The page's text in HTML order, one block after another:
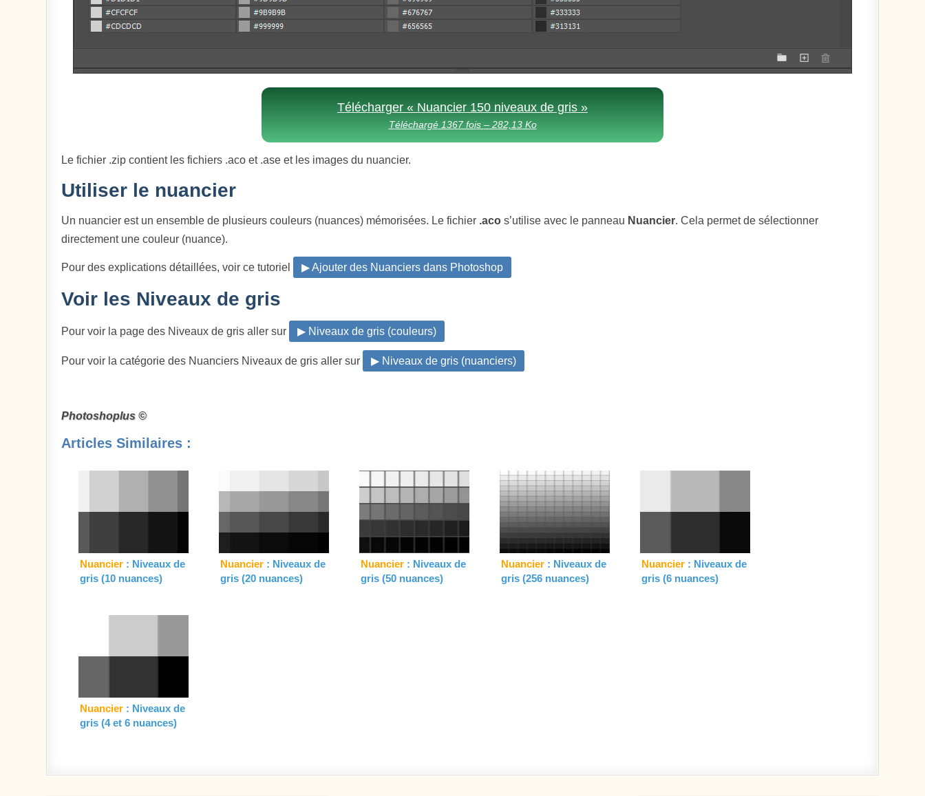
Télécharger « Nuancier 150 niveaux de gris »
Téléchargé 1367 fois – 282,13 Ko
Le fichier .zip contient les fichiers .aco et .ase et les images du nuancier.
Utiliser le nuancier
Un nuancier est un ensemble de plusieurs couleurs (nuances) mémorisées. Le fichier .aco s’utilise avec le panneau Nuancier. Cela permet de sélectionner
directement une couleur (nuance).
Pour des explications détaillées, voir ce tutoriel ▶ Ajouter des Nuanciers dans Photoshop
Voir les Niveaux de gris
Pour voir la page des Niveaux de gris aller sur ▶ Niveaux de gris (couleurs)
Pour voir la catégorie des Nuanciers Niveaux de gris aller sur ▶ Niveaux de gris (nuanciers)
Photoshoplus ©
Articles Similaires :
Nuancier : Niveaux de
gris (10 nuances)
Nuancier : Niveaux de
gris (20 nuances)
Nuancier : Niveaux de
gris (50 nuances)
Nuancier : Niveaux de
gris (256 nuances)
Nuancier : Niveaux de
gris (6 nuances)
Nuancier : Niveaux de
gris (4 et 6 nuances)